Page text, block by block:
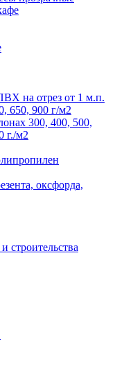
на отрез от 1 м.п.
650, 900 г/м2
300, 400, 500,
г./м2
оксфорда,
строительства